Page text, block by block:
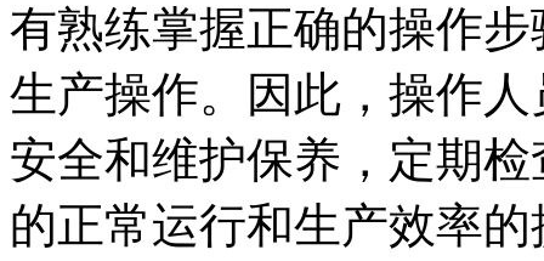
有熟练掌握正确的操作
生产操作。因此，操作
安全和维护保养，定期
的正常运行和生产效率的